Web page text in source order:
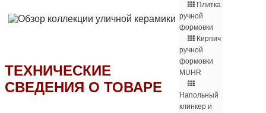
Плитка
ручной
формовки
Кирпич
ручной
формовки
MUHR
Напольный
клинкер и
ТЕХНИЧЕСКИЕ
СВЕДЕНИЯ О ТОВАРЕ